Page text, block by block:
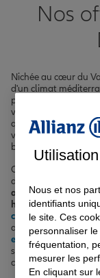
Nos
Nichée au cœur du
d'un climat
pittoresques du
vous résidiez
quartiers alentours,
votre quotidien grâce
besoins spécifiques.
Chez Allianz
de solutions
assurance auto à
habitation à
complémentaire
assurance vie pour
emprunteur
pour
sont à votre écoute
conseiller l'offre la
Nous et nos
identifiants
le site. Ces
personnaliser
fréquentation,
mesurer les
En cliquant sur